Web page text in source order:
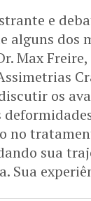
e
alguns dos
Max Freire,
os
no
sua
Sua